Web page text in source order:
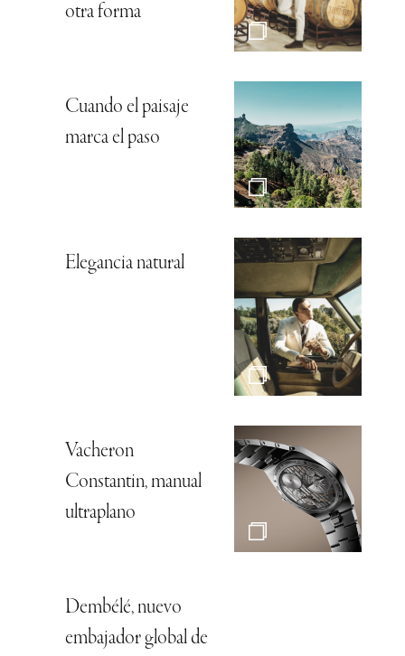
otra forma
Cuando el paisaje
marca el paso
Elegancia natural
Vacheron
Constantin, manual
ultraplano
Dembélé, nuevo
embajador global de